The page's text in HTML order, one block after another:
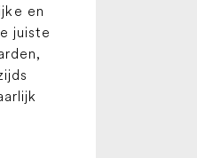
en
juiste